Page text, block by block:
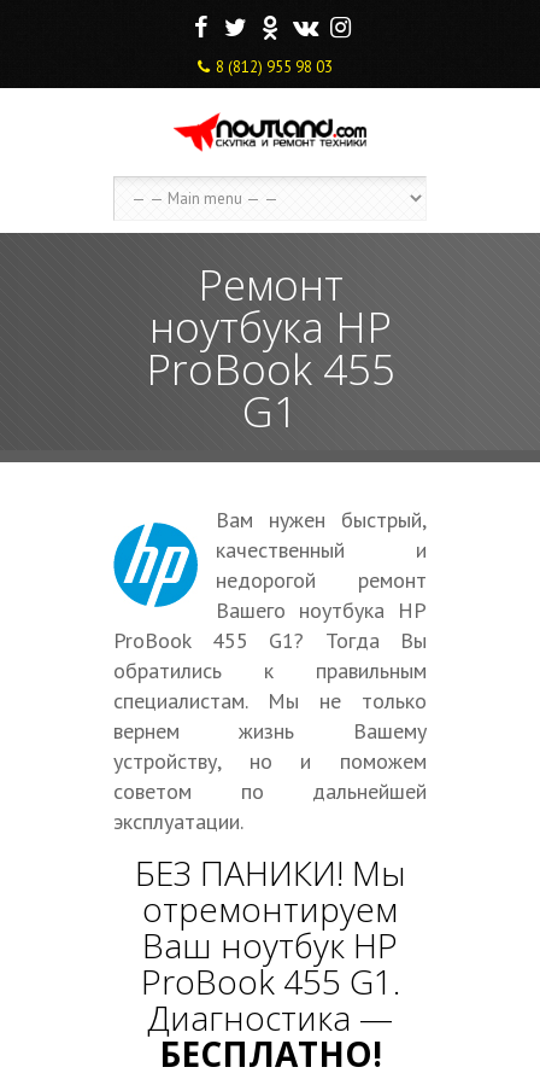
F T O V I
8 (812) 955 98 03
Ремонт
ноутбука HP
ProBook 455
G1
Вам нужен быстрый,
качественный и
недорогой ремонт
Вашего ноутбука HP
ProBook 455 G1? Тогда Вы
обратились к правильным
специалистам. Мы не только
вернем жизнь Вашему
устройству, но и поможем
советом по дальнейшей
эксплуатации.
БЕЗ ПАНИКИ! Мы
отремонтируем
Ваш ноутбук HP
ProBook 455 G1.
Диагностика —
БЕСПЛАТНО!